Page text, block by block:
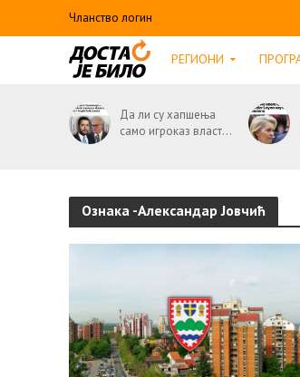
Чланство логин
РЕГИОНИ
Да ли су хапшења
само игроказ власт...
Ознака -Александар Јовчић